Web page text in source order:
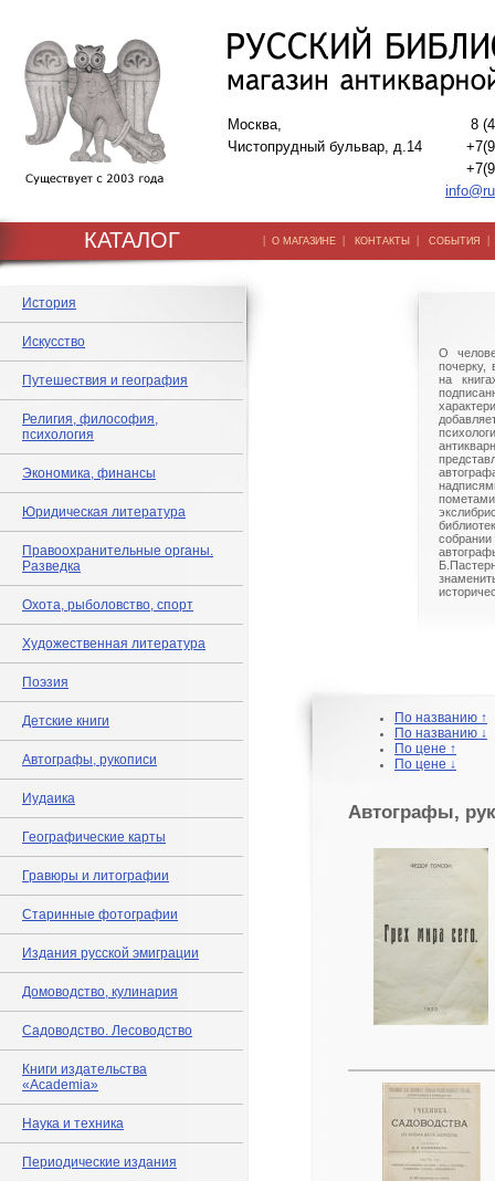
Москва,
Чистопрудный бульвар, д.14
8
КАТАЛОГ | О МАГАЗИНЕ | КОНТАКТЫ | СОБЫТИЯ
История
Искусство
Путешествия и география
Религия, философия,
психология
Экономика, финансы
Юридическая литература
Правоохранительные органы.
Разведка
Охота, рыболовство, спорт
Художественная литература
Поэзия
Детские книги
Автографы, рукописи
Иудаика
Географические карты
Гравюры и литографии
Старинные фотографии
Издания русской эмиграции
Домоводство, кулинария
Садоводство. Лесоводство
Книги издательства
«Academia»
Наука и техника
Периодические издания
О
почерку,
на
По названию ↑
По названию ↓
По цене ↑
По цене ↓
Автографы,